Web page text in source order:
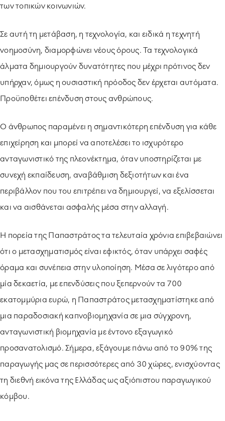
των τοπικών κοινωνιών.
Σε αυτή τη μετάβαση, η τεχνολογία, και ειδικά η τεχνητή
νοημοσύνη, διαμορφώνει νέους όρους. Τα τεχνολογικά
άλματα δημιουργούν δυνατότητες που μέχρι πρότινος δεν
υπήρχαν, όμως η ουσιαστική πρόοδος δεν έρχεται αυτόματα.
Προϋποθέτει επένδυση στους ανθρώπους.
Ο άνθρωπος παραμένει η σημαντικότερη επένδυση για κάθε
επιχείρηση και μπορεί να αποτελέσει το ισχυρότερο
ανταγωνιστικό της πλεονέκτημα, όταν υποστηρίζεται με
συνεχή εκπαίδευση, αναβάθμιση δεξιοτήτων και ένα
περιβάλλον που του επιτρέπει να δημιουργεί, να εξελίσσεται
και να αισθάνεται ασφαλής μέσα στην αλλαγή.
Η πορεία της Παπαστράτος τα τελευταία χρόνια επιβεβαιώνει
ότι ο μετασχηματισμός είναι εφικτός, όταν υπάρχει σαφές
όραμα και συνέπεια στην υλοποίηση. Μέσα σε λιγότερο από
μία δεκαετία, με επενδύσεις που ξεπερνούν τα 700
εκατομμύρια ευρώ, η Παπαστράτος μετασχηματίστηκε από
μια παραδοσιακή καπνοβιομηχανία σε μια σύγχρονη,
ανταγωνιστική βιομηχανία με έντονο εξαγωγικό
προσανατολισμό. Σήμερα, εξάγουμε πάνω από το 90% της
παραγωγής μας σε περισσότερες από 30 χώρες, ενισχύοντας
τη διεθνή εικόνα της Ελλάδας ως αξιόπιστου παραγωγικού
κόμβου.